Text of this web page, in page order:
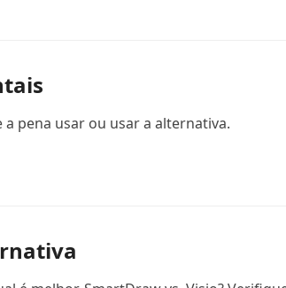
pena usar ou usar a alternativa.